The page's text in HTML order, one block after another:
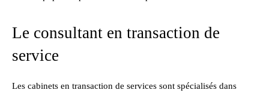
Le consultant en transaction de
service
Les cabinets en transaction de services sont spécialisés dans